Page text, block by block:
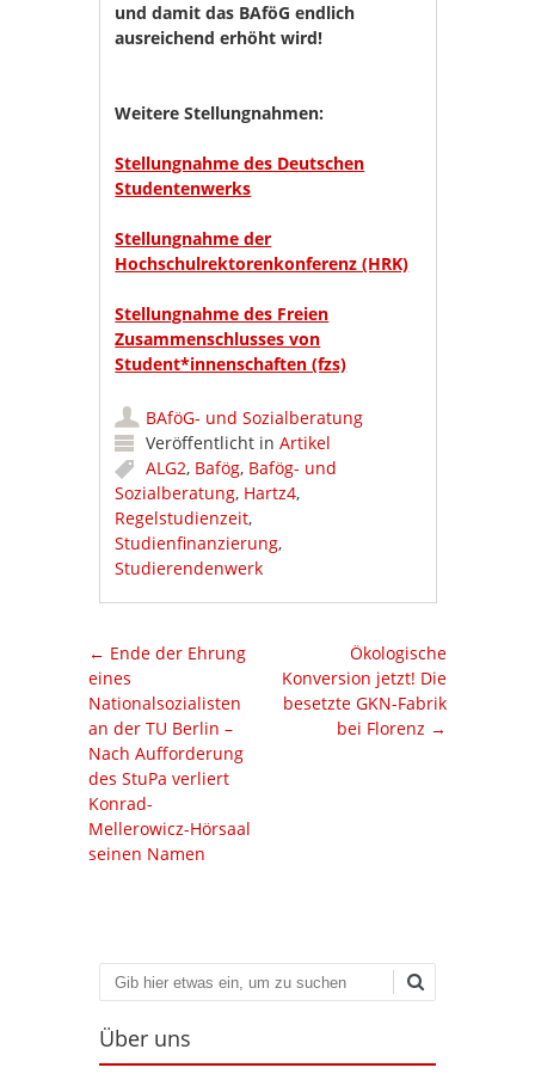
und damit das BAföG endlich
ausreichend erhöht wird!
Weitere Stellungnahmen:
Stellungnahme des Deutschen
Studentenwerks
Stellungnahme der
Hochschulrektorenkonferenz (HRK)
Stellungnahme des Freien
Zusammenschlusses von
Student*innenschaften (fzs)
BAföG- und Sozialberatung
Veröffentlicht inArtikel
ALG2, Bafög, Bafög- und
Sozialberatung, Hartz4,
Regelstudienzeit,
Studienfinanzierung,
Studierendenwerk
Artikel-Navigation
← Ende der Ehrung
eines
Nationalsozialisten
an der TU Berlin –
Nach Aufforderung
des StuPa verliert
Konrad-
Mellerowicz-Hörsaal
seinen Namen
Ökologische
Konversion jetzt! Die
besetzte GKN-Fabrik
bei Florenz →
Suchen
Über uns